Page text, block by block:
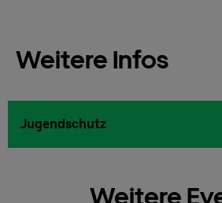
Weitere Infos
Jugendschutz
Weitere